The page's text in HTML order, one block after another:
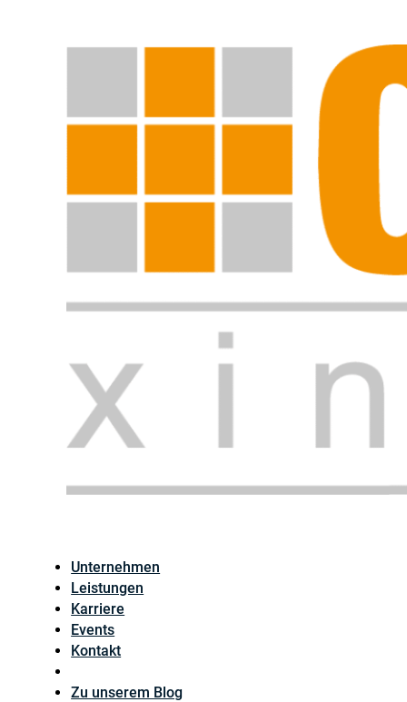
Unternehmen
Leistungen
Karriere
Events
Kontakt
Zu unserem Blog